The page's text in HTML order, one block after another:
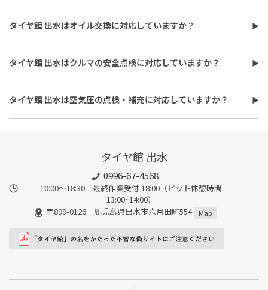
タイヤ館 出水はタイヤ交換に対応しています。
費用は、タイヤ交換工賃のほかに、タイヤ本体の価格やホイール
バランス調整、使用済みタイヤ処分費用などがかかる場合があり
ます。
また、作業時間は最短で約30分程度ですが、作業内容や交換本
数、車種により異なり、時間がかかる場合もございます。詳細は店
舗スタッフまでお気軽にご相談ください
タイヤ館 出水はオイル交換に対応していますか？
タイヤ館 出水はオイル交換に対応しています。
使用するオイルの種類（鉱物油・部分合成油・全合成油）や粘
度、交換量によって費用が変わります。工賃やフィルター代を含め
た交換費用については、店舗スタッフまでお問い合わせくださ
い。
また、所要時間は最短約30分程度になります。こちらもオイルフ
ィルターの同時交換や、在庫・車種、作業時期等により時間が変
タイヤ館 出水はクルマの安全点検に対応していますか？
タイヤ館 出水はおクルマの安全点検に対応しています。最短30
分、無料で対応させていただきます。
タイヤ館 出水は空気圧の点検・補充に対応していますか？
タイヤ館 出水は空気圧の点検・補充に対応しています。最短15
タイヤ館 出水
0996-67-4568
10:00～18:30 最終作業受付 18:00（ピット休憩時間
13:00~14:00）
〒899-0126 鹿児島県出水市六月田町554
Map